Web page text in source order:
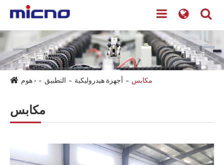
هوم › التطبيق أجهزة هيدروليكية مكابس
مكابس